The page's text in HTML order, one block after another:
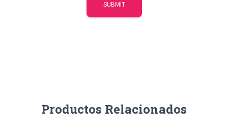
Productos Relacionados